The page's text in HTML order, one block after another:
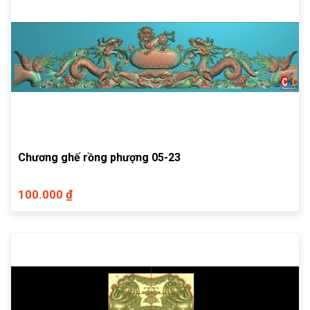
Chương ghế rồng phượng 05-23
100.000 ₫